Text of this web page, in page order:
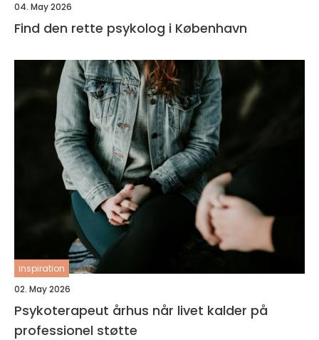
04. May 2026
Find den rette psykolog i København
inspiration
02. May 2026
Psykoterapeut århus når livet kalder på
professionel støtte